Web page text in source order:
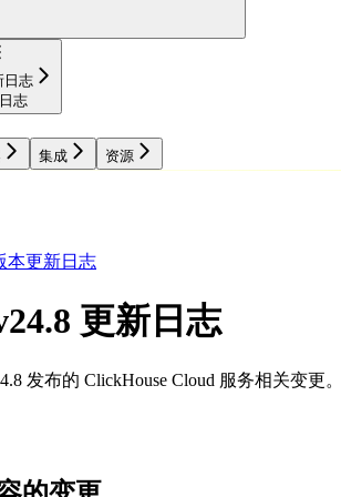
日志
志
集成 资源
本更新日志
更新日志
发布的 ClickHouse Cloud 服务相关变更